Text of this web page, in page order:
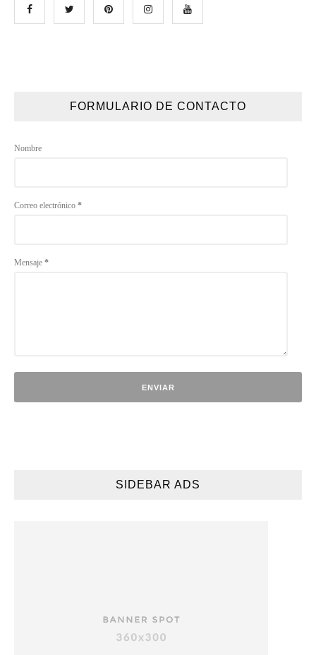
FORMULARIO DE CONTACTO
Nombre
Correo electrónico *
Mensaje *
SIDEBAR ADS